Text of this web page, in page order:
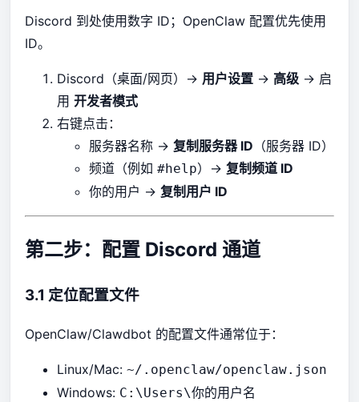
Discord 到处使用数字 ID；OpenClaw 配置优先使用
ID。
Discord（桌面/网页）→ 用户设置 → 高级 → 启
用 开发者模式
右键点击：
服务器名称 → 复制服务器 ID （服务器 ID）
频道（例如 #help）→ 复制频道 ID
你的用户 → 复制用户 ID
第二步：配置 Discord 通道
3.1 定位配置文件
OpenClaw/Clawdbot 的配置文件通常位于：
Linux/Mac: ~/.openclaw/openclaw.json
Windows: C:\Users\你的用户名